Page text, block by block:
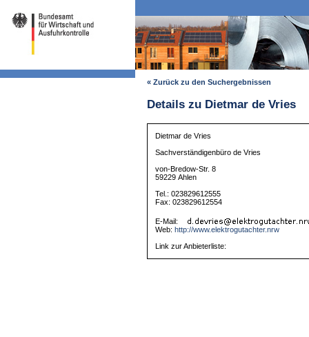
« Zurück zu den Suchergebnissen
Details zu Dietmar de Vries
Dietmar de Vries
Sachverständigenbüro de Vries
von-Bredow-Str. 8
59229 Ahlen
Tel.: 023829612555
Fax: 023829612554
E-Mail:
Web: http://www.elektrogutachter.nrw
Link zur Anbieterliste: